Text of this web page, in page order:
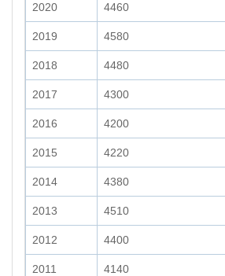
2020 4460
2019 4580
2018 4480
2017 4300
2016 4200
2015 4220
2014 4380
2013 4510
2012 4400
2011 4140